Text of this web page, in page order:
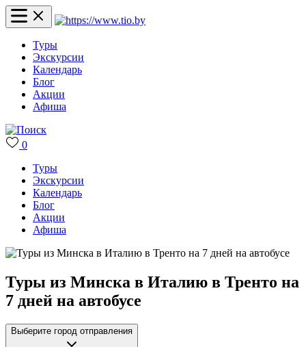
Туры
Экскурсии
Календарь
Блог
Акции
Афиша
0
Туры
Экскурсии
Календарь
Блог
Акции
Афиша
Туры из Минска в Италию в Тренто на
7 дней на автобусе
Выберите город отправления